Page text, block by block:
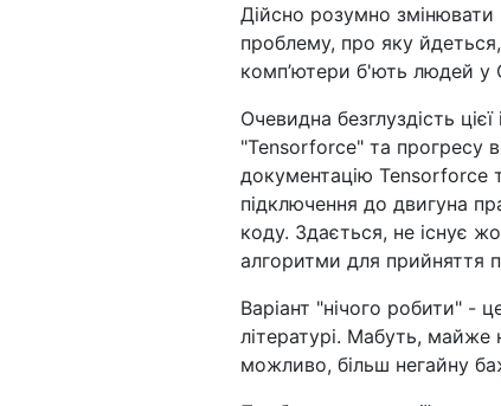
Дійсно розумно
проблему, про яку
комп’ютери б'ють людей у
Очевидна безглуздість
"Tensorforce" та прогресу в
документацію Tensorforce
підключення до двигуна
коду. Здається, не існує
алгоритми для прийняття
Варіант "нічого робити" -
літературі. Мабуть, майже
можливо, більш негайну